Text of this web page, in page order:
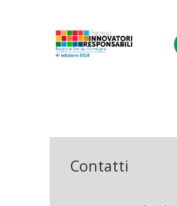
Contatti